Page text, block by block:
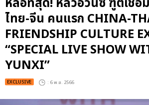
ไทย-จีน คนแรก CHINA-
FRIENDSHIP CULTURE
“SPECIAL LIVE SHOW
YUNXI”
EXCLUSIVE : 6 พ.ย. 2566